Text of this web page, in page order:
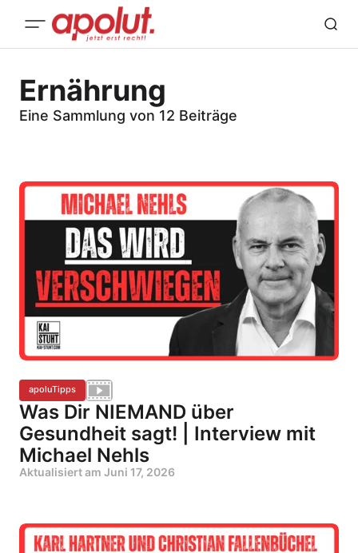
Ernährung
Eine Sammlung von 12 Beiträge
apoluTipps
Was Dir NIEMAND über
Gesundheit sagt! | Interview mit
Michael Nehls
Aktualisiert am Juni 17, 2026